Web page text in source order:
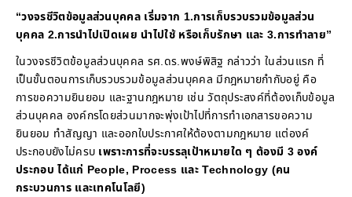
“วงจรชีวิตข้อมูลส่วนบุคคล เริ่มจาก 1.การเก็บรวบรวมข้อมูลส่วน
บุคคล 2.การนำไปเปิดเผย นำไปใช้ หรือเก็บรักษา และ 3.การทำลาย”
ในวงจรชีวิตข้อมูลส่วนบุคคล รศ.ดร.พงษ์พิสิฐ กล่าวว่า ในส่วนแรก ที่
เป็นขั้นตอนการเก็บรวบรวมข้อมูลส่วนบุคคล มีกฎหมายกำกับอยู่ คือ
การขอความยินยอม และฐานกฎหมาย เช่น วัตถุประสงค์ที่ต้องเก็บข้อมูล
ส่วนบุคคล องค์กรโดยส่วนมากจะพุ่งเป้าไปที่การทำเอกสารขอความ
ยินยอม ทำสัญญา และออกใบประกาศให้ต้องตามกฎหมาย แต่องค์
ประกอบยังไม่ครบ เพราะการที่จะบรรลุเป้าหมายใด ๆ ต้องมี 3 องค์
ประกอบ ได้แก่ People, Process และ Technology (คน
กระบวนการ และเทคโนโลยี)